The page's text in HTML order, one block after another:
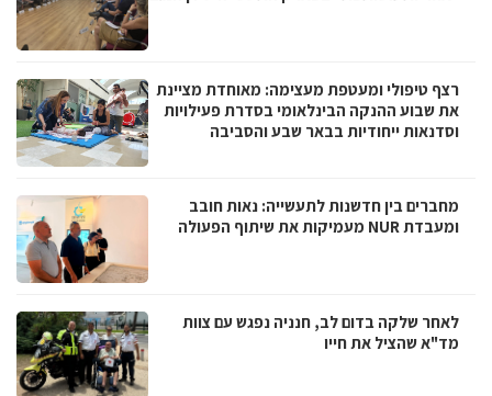
רצף טיפולי ומעטפת מעצימה: מאוחדת מציינת
את שבוע ההנקה הבינלאומי בסדרת פעילויות
וסדנאות ייחודיות בבאר שבע והסביבה
מחברים בין חדשנות לתעשייה: נאות חובב
ומעבדת NUR מעמיקות את שיתוף הפעולה
לאחר שלקה בדום לב, חנניה נפגש עם צוות
מד"א שהציל את חייו